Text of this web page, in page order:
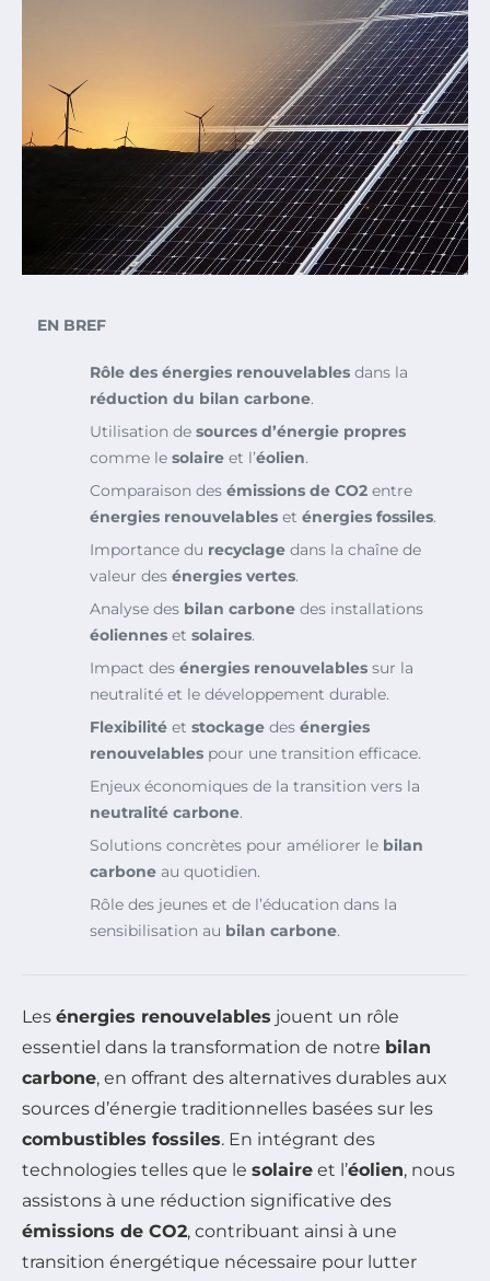
EN BREF
Rôle des énergies renouvelables dans la
réduction du bilan carbone.
Utilisation de sources d’énergie propres
comme le solaire et l’éolien.
Comparaison des émissions de CO2 entre
énergies renouvelables et énergies fossiles.
Importance du recyclage dans la chaîne de
valeur des énergies vertes.
Analyse des bilan carbone des installations
éoliennes et solaires.
Impact des énergies renouvelables sur la
neutralité et le développement durable.
Flexibilité et stockage des énergies
renouvelables pour une transition efficace.
Enjeux économiques de la transition vers la
neutralité carbone.
Solutions concrètes pour améliorer le bilan
carbone au quotidien.
Rôle des jeunes et de l’éducation dans la
sensibilisation au bilan carbone.
Les énergies renouvelables jouent un rôle
essentiel dans la transformation de notre bilan
carbone, en offrant des alternatives durables aux
sources d’énergie traditionnelles basées sur les
combustibles fossiles. En intégrant des
technologies telles que le solaire et l’éolien, nous
assistons à une réduction significative des
émissions de CO2, contribuant ainsi à une
transition énergétique nécessaire pour lutter